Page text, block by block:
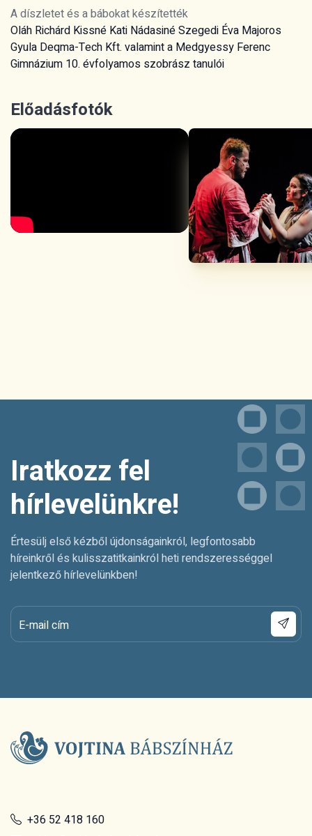
A díszletet és a bábokat készítették
Oláh Richárd Kissné Kati Nádasiné Szegedi Éva Majoros
Gyula Deqma-Tech Kft. valamint a Medgyessy Ferenc
Gimnázium 10. évfolyamos szobrász tanulói
Előadásfotók
Iratkozz fel
hírlevelünkre!
Értesülj első kézből újdonságainkról, legfontosabb
híreinkről és kulisszatitkainkról heti rendszerességgel
jelentkező hírlevelünkben!
E-mail cím
+36 52 418 160